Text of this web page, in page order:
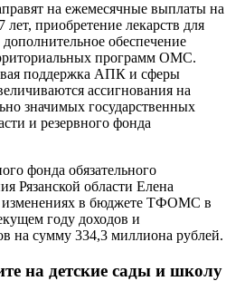
на ежемесячные выплаты на
лет, приобретение лекарств для
обеспечение
программ ОМС.
поддержка АПК и сферы
ассигнования на
значимых государственных
и резервного фонда
фонда обязательного
Рязанской области Елена
изменениях в бюджете ТФОМС в
году доходов и
на сумму 334,3 миллиона рублей.
на детские сады и школу